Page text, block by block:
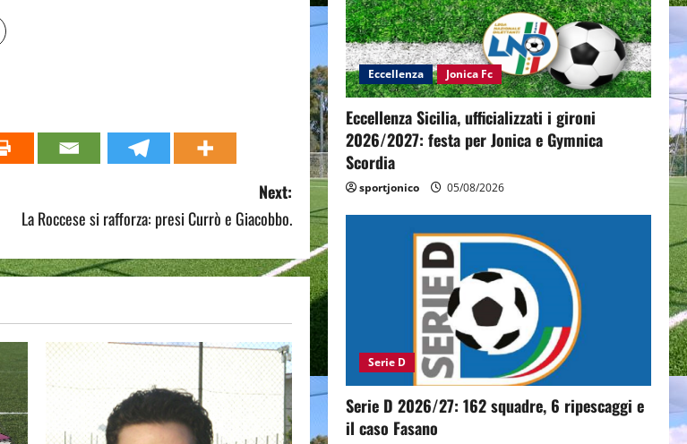
Next:
La Roccese si rafforza: presi Currò e Giacobbo.
Eccellenza Jonica Fc
Eccellenza Sicilia, ufficializzati i gironi
2026/2027: festa per Jonica e Gymnica
Scordia
sportjonico 05/08/2026
Serie D
Serie D 2026/27: 162 squadre, 6 ripescaggi e
il caso Fasano